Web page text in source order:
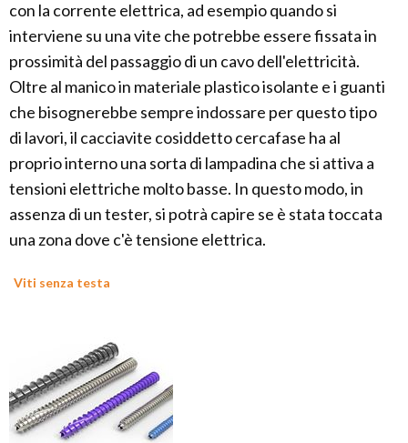
con la corrente elettrica, ad esempio quando si
interviene su una vite che potrebbe essere fissata in
prossimità del passaggio di un cavo dell'elettricità.
Oltre al manico in materiale plastico isolante e i guanti
che bisognerebbe sempre indossare per questo tipo
di lavori, il cacciavite cosiddetto cercafase ha al
proprio interno una sorta di lampadina che si attiva a
tensioni elettriche molto basse. In questo modo, in
assenza di un tester, si potrà capire se è stata toccata
una zona dove c'è tensione elettrica.
Viti senza testa